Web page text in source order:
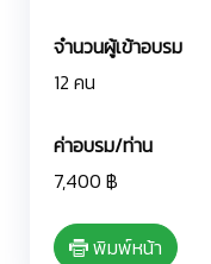
จำนวนผู้เข้าอบรม
12 คน
ค่าอบรม/ท่าน
7,400 ฿
พิมพ์หน้า